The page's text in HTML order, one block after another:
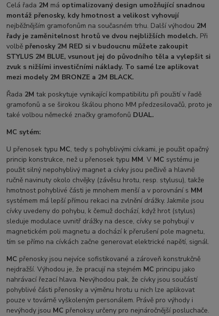
Celá řada 2M má optimalizovaný design umožňující snadnou
montáž přenosky, kdy hmotnost a velikost vyhovují
nejběžnějším gramofonům na současném trhu. Další výhodou 2M
řady je zaměnitelnost hrotů ve dvou nejbližších modelch. Při
volbě přenosky 2M RED si v budoucnu můžete zakoupit
STYLUS 2M BLUE, vsunout jej do původního těla a vylepšit si
zvuk s nižšími investičními náklady. To samé lze aplikovat
mezi modely 2M BRONZE a 2M BLACK.
Řada 2Mtak poskytuje vynikající kompatibilitu při použití v řadě
gramofonů a se širokou škálou phono MM předzesilovačů, proto je
také volbou německé značky gramofonů DUAL.
MC sytém:
U přenosek typu MC, tedy s pohyblivými cívkami, je použit opačný
princip konstrukce, než u přenosek typu MM. V MC systému je
použit silný nepohyblivý magnet a cívky jsou pečlivě a hlavně
ručně navinuty okolo chvějky (závěsu hrotu, resp. stylusu), takže
hmotnost pohyblivé části je mnohem menší a v porovnání s MM
systémem má lepší přímou rekaci na zvlnění drážky. Jakmile jsou
cívky uvedeny do pohybu, k čemuž dochází, když hrot (stylus)
sleduje modulace uvnitř drážky na desce, cívky se pohybují v
magnetickém poli magnetu a dochází k přerušení pole magnetu,
tím se přímo na cívkách začne generovat elektrické napětí, signál.
MC přenosky jsou nejvíce sofistikované a zároveň konstrukčně
nejdražší. Výhodou je, že pracují na stejném MC principu jako
nahrávací řezací hlava. Nevýhodou pak, že cívky jsou součástí
pohyblivé části přenosky a výměnu hrotu u nich lze aplikovat
pouze v továrně vyškoleným personálem. Právě pro výhody i
nevýhody jsou MC přenoksy určeny pro nejnáročnější posluchače.